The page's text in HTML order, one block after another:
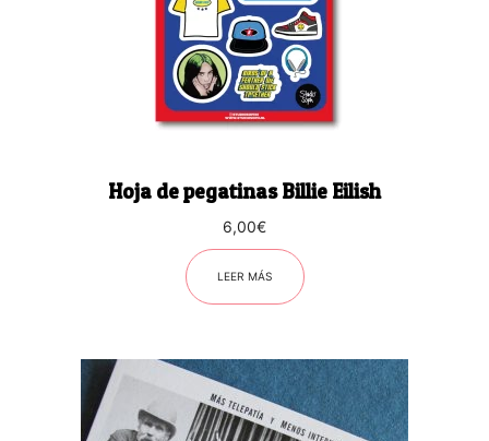
Hoja de pegatinas Billie Eilish
6,00€
LEER MÁS